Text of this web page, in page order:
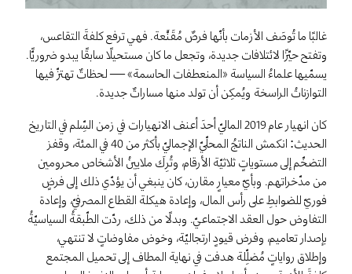
غالبًا ما تُوصَف الأزمات بأنّها فرصٌ مُقَنَّعة. فهي ترفع كلفةَ التقاعس،
وتفتح حيّزًا لائتلافات جديدة، وتجعل ما كان مستحيلًا سابقًا يبدو ضروريًّا.
يسمّيها علماءُ السياسة «المنعطفات الحاسمة» — لحظاتٌ تهتزّ فيها
التوازناتُ الراسخة ويُمكِن أن تولد منها مساراتٌ جديدة.
كان انهيار عام 2019 الماليّ أحدَ أعنف الانهيارات في زمن السِّلم في التاريخ
الحديث: انكمش الناتجُ المحلّيّ الإجماليّ بأكثر من 40 في المئة، وقفز
التضخّم إلى مستوياتٍ ثلاثيّة الأرقام، وتُرِكَ ملايينُ الأشخاص محرومين
من مدّخراتهم. وبأيّ معيارٍ مقارن، كان ينبغي أن يؤدّي ذلك إلى فرضٍ
فوريّ للضوابطِ على رأس المال، وإعادة هيكلة القطاع المصرفيّ، وإعادة
التفاوض حول العقد الاجتماعيّ. وبدلًا من ذلك، ردّت الطّبقةُ السياسيّةُ
بإصدار تعاميم، وفرض قيودٍ ارتجاليّة، وخوض مفاوضاتٍ لا تنتهي،
وإطلاق رواياتٍ مُضلِّلة هدفت في نهاية المطاف إلى تحميل المجتمع